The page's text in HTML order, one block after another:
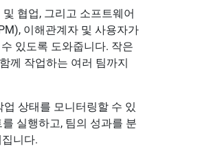
협업, 그리고 소프트웨어
이해관계자 및 사용자가
있도록 도와줍니다. 작은
께 작업하는 여러 팀까지
상태를 모니터링할 수 있
실행하고, 팀의 성과를 분
니다.